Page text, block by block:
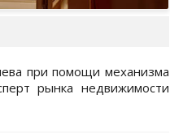
при помощи механизма
рынка недвижимости